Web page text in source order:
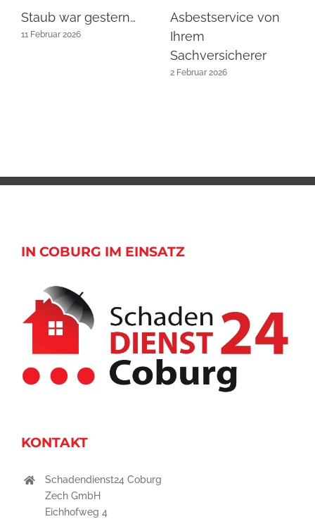
Staub war gestern…
11 Februar 2026
Asbestservice von
Ihrem
Sachversicherer
2 Februar 2026
IN COBURG IM EINSATZ
KONTAKT
Schadendienst24 Coburg
Zech GmbH
Eichhofweg 4